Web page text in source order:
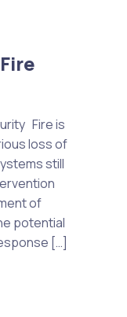
Fire is
loss of
still
of
potential
[…]